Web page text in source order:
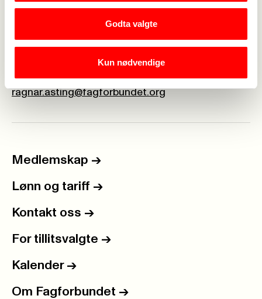
Godta valgte
Kun nødvendige
Meld deg på
Kontakt
48113485
ragnar.asting@fagforbundet.org
Medlemskap ->
Lønn og tariff ->
Kontakt oss ->
For tillitsvalgte ->
Kalender ->
Om Fagforbundet ->